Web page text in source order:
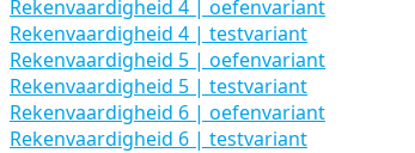
Rekenvaardigheid 4 | oefenvariant
Rekenvaardigheid 4 | testvariant
Rekenvaardigheid 5 | oefenvariant
Rekenvaardigheid 5 | testvariant
Rekenvaardigheid 6 | oefenvariant
Rekenvaardigheid 6 | testvariant